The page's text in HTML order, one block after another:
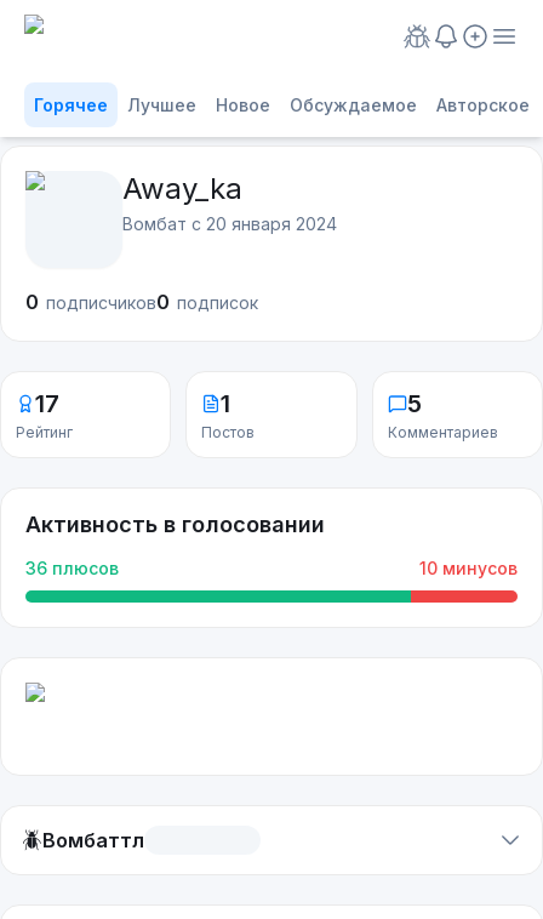
Горячее Лучшее Новое Обсуждаемое Авторское
Away_ka
Вомбат с 20 января 2024
0 подписчиков0 подписок
17
Рейтинг
1
Постов
5
Комментариев
Активность в голосовании
36 плюсов 10 минусов
🪲Вомбаттл